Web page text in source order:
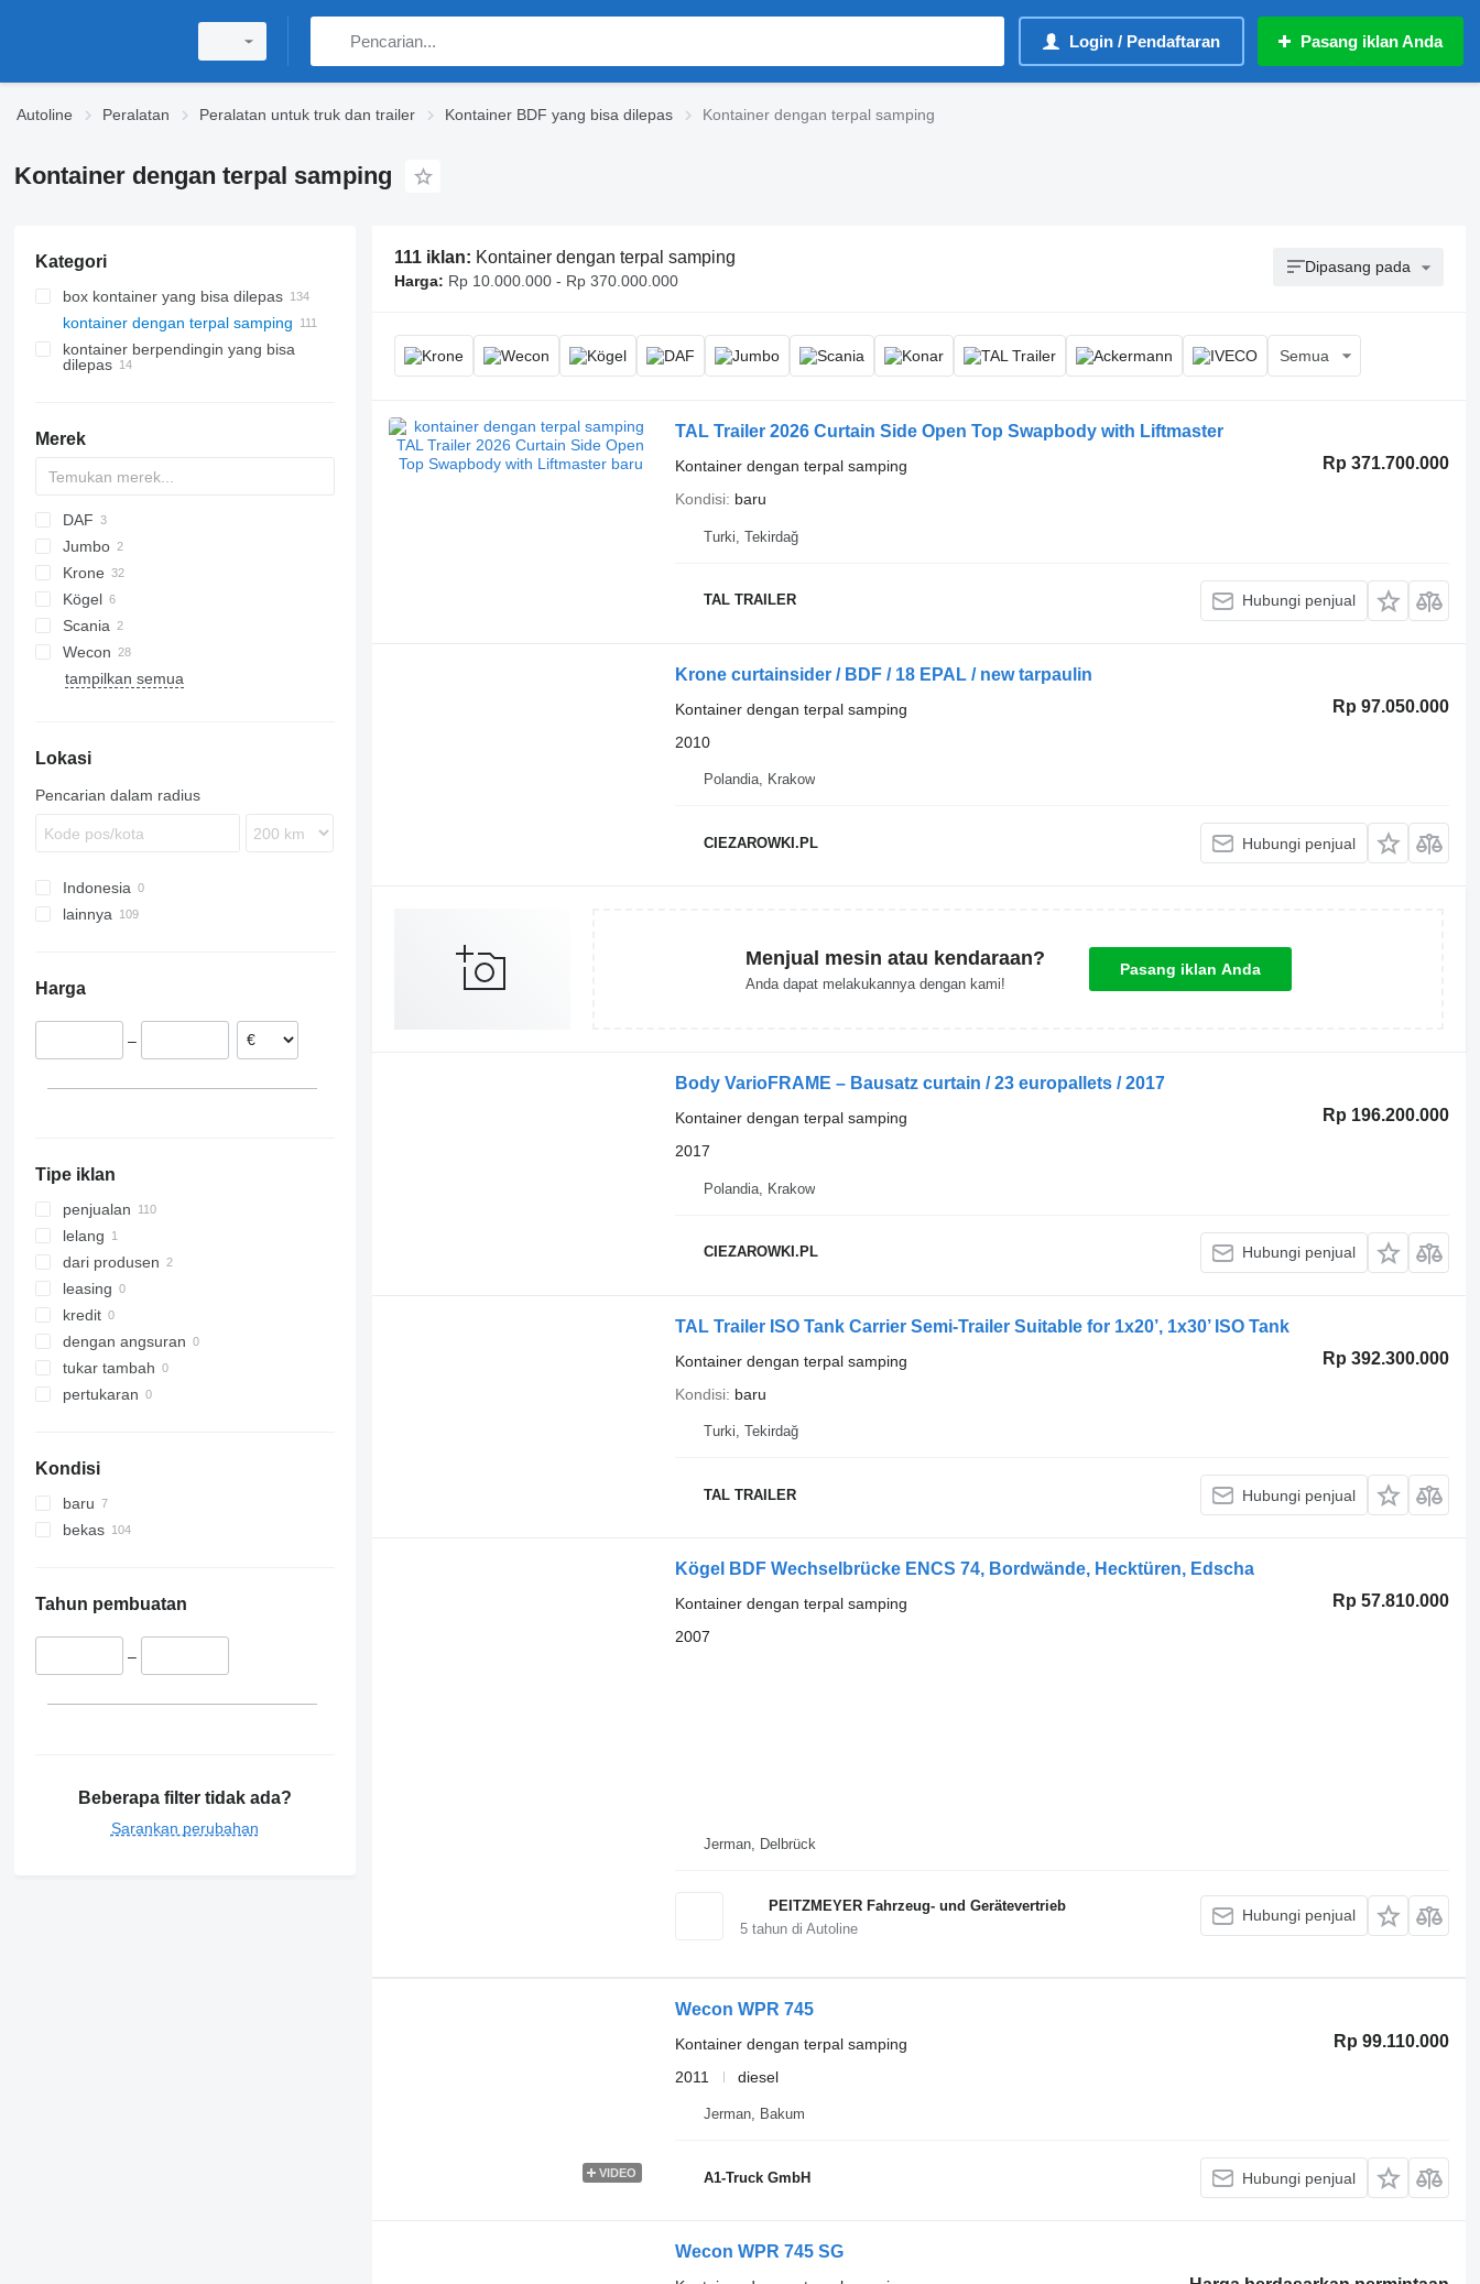
Login / Pendaftaran Pasang iklan Anda
Autoline Peralatan Peralatan untuk truk dan trailer Kontainer BDF yang bisa dilepas Kontainer dengan terpal samping
Kontainer dengan terpal samping
Kategori
box kontainer yang bisa dilepas
kontainer dengan terpal samping
kontainer berpendingin yang bisa
dilepas
Merek
DAF
Jumbo
Krone
Kögel
Scania
Wecon
BDF
tampilkan semua
Lokasi
Pencarian dalam radius
Indonesia
lainnya
Hongaria
Belanda
Harga
–
Tipe iklan
penjualan
lelang
dari produsen
leasing
kredit
dengan angsuran
tukar tambah
pertukaran
Kondisi
baru
bekas
Tahun pembuatan
–
Beberapa filter tidak ada?
Sarankan perubahan
111 iklan: Kontainer dengan terpal samping
Harga: Rp 10.000.000 - Rp 370.000.000
Dipasang pada
Semua
TAL Trailer 2026 Curtain Side Open Top Swapbody with Liftmaster
Rp 371.700.000
Kontainer dengan terpal samping
Kondisi baru
Turki, Tekirdağ
TAL TRAILER Hubungi penjual
Krone curtainsider / BDF / 18 EPAL / new tarpaulin
Rp 97.050.000
Kontainer dengan terpal samping
2010
Polandia, Krakow
CIEZAROWKI.PL Hubungi penjual
Menjual mesin atau kendaraan?
Anda dapat melakukannya dengan kami!
Pasang iklan Anda
Body VarioFRAME – Bausatz curtain / 23 europallets / 2017
Rp 196.200.000
Kontainer dengan terpal samping
2017
Polandia, Krakow
CIEZAROWKI.PL Hubungi penjual
TAL Trailer ISO Tank Carrier Semi-Trailer Suitable for 1x20’, 1x30’ ISO Tank
Rp 392.300.000
Kontainer dengan terpal samping
Kondisi baru
Turki, Tekirdağ
TAL TRAILER Hubungi penjual
Kögel BDF Wechselbrücke ENCS 74, Bordwände, Hecktüren, Edscha
Rp 57.810.000
Kontainer dengan terpal samping
2007
Jerman, Delbrück
PEITZMEYER Fahrzeug- und Gerätevertrieb
5tahun di Autoline
Hubungi penjual
VIDEO
Wecon WPR 745
Rp 99.110.000
Kontainer dengan terpal samping
2011
diesel
Jerman, Bakum
A1-Truck GmbH Hubungi penjual
Wecon WPR 745 SG